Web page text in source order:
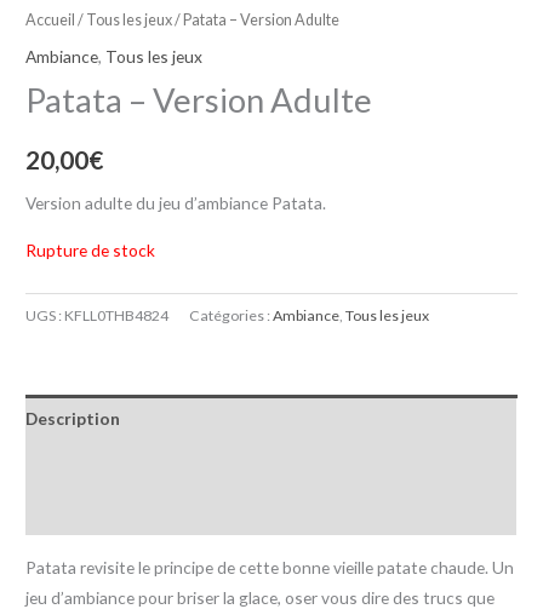
Accueil / Tous les jeux/ Patata – Version Adulte
Ambiance, Tous les jeux
Patata – Version Adulte
20,00€
Version adulte du jeu d’ambiance Patata.
Rupture de stock
UGS : KFLL0THB4824 Catégories :Ambiance ,Tous les jeux
Description
Patata revisite le principe de cette bonne vieille patate chaude. Un
jeu d’ambiance pour briser la glace, oser vous dire des trucs que